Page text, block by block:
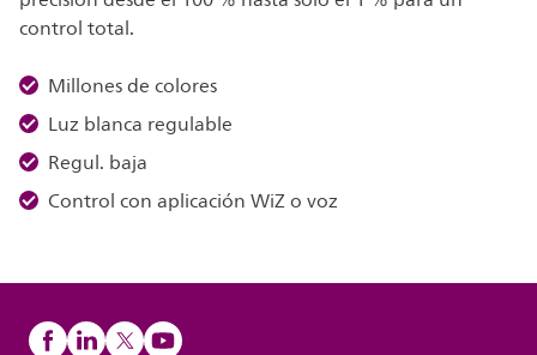
control total.
Millones de colores
Luz blanca regulable
Regul. baja
Control con aplicación WiZ o voz